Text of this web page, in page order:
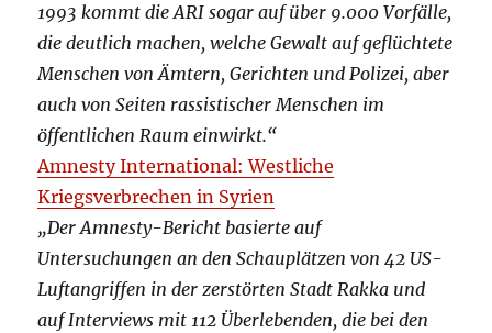
1993 kommt die ARI sogar auf über 9.000 Vorfälle,
die deutlich machen, welche Gewalt auf geflüchtete
Menschen von Ämtern, Gerichten und Polizei, aber
auch von Seiten rassistischer Menschen im
öffentlichen Raum einwirkt.“
Amnesty International: Westliche
Kriegsverbrechen in Syrien
„Der Amnesty-Bericht basierte auf
Untersuchungen an den Schauplätzen von 42 US-
Luftangriffen in der zerstörten Stadt Rakka und
auf Interviews mit 112 Überlebenden, die bei den